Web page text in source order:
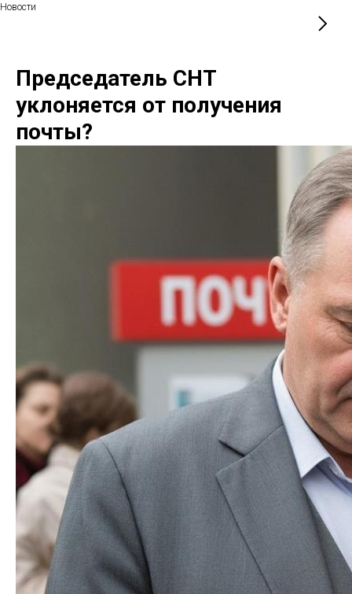
Новости
Председатель СНТ
уклоняется от получения
почты?